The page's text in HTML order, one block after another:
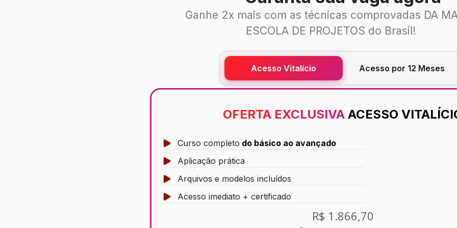
Ganhe 2x mais com as técnicas comprovadas DA
ESCOLA DE PROJETOS do Brasil!
Acesso Vitalício Acesso por 12 Meses
OFERTA EXCLUSIVA ACESSO
Curso completo do básico ao avançado
Aplicação prática
Arquivos e modelos incluídos
Acesso imediato + certificado
R$ 1.866,70